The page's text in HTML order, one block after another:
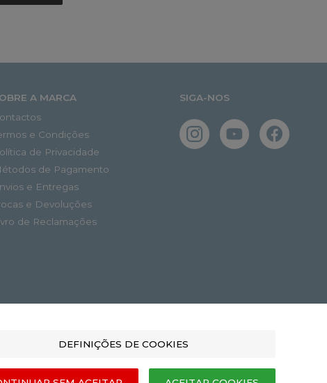
A MARCA
e Condições
de Privacidade
de Pagamento
e Entregas
e Devoluções
de Reclamações
SIGA-NOS
DEFINIÇÕES DE COOKIES